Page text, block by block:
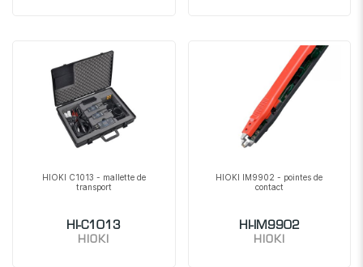
HIOKI C1013 - mallette de
transport
HI-C1013
HIOKI
HIOKI IM9902 - pointes de
contact
HI-IM9902
HIOKI